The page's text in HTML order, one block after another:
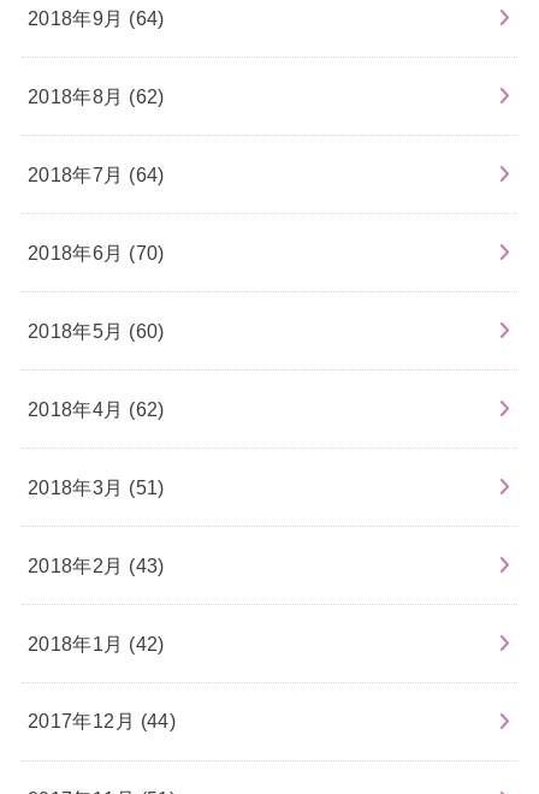
2018年9月 (64)
2018年8月 (62)
2018年7月 (64)
2018年6月 (70)
2018年5月 (60)
2018年4月 (62)
2018年3月 (51)
2018年2月 (43)
2018年1月 (42)
2017年12月 (44)